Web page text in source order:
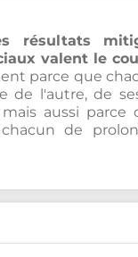
résultats
valent le
parce que
de l'autre, de
aussi parce
de